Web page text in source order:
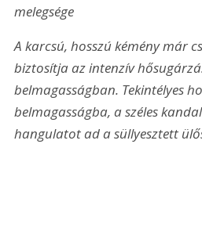
melegsége
A karcsú, hosszú kémény már
biztosítja az intenzív
belmagasságban. Tekintélyes
belmagasságba, a széles
hangulatot ad a süllyesztett